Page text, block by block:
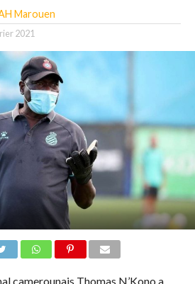
Marouen
2021
camerounais Thomas N’Kono a